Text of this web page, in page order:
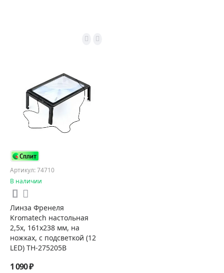
Артикул: 74710
В наличии
Линза Френеля
Kromatech настольная
2,5x, 161х238 мм, на
ножках, с подсветкой (12
LED) TH-275205B
1 090 ₽